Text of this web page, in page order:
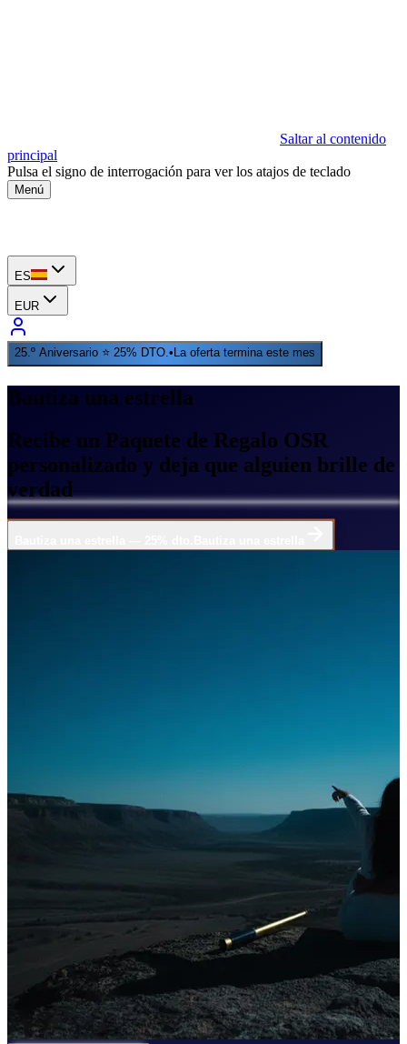
Saltar al contenido
principal
Pulsa el signo de interrogación para ver los atajos de teclado
Menú
ES
EUR
25.º Aniversario ⭐ 25% DTO.• La oferta termina este mes
Bautiza una estrella
Recibe un Paquete de Regalo OSR
personalizado y deja que alguien brille de
verdad